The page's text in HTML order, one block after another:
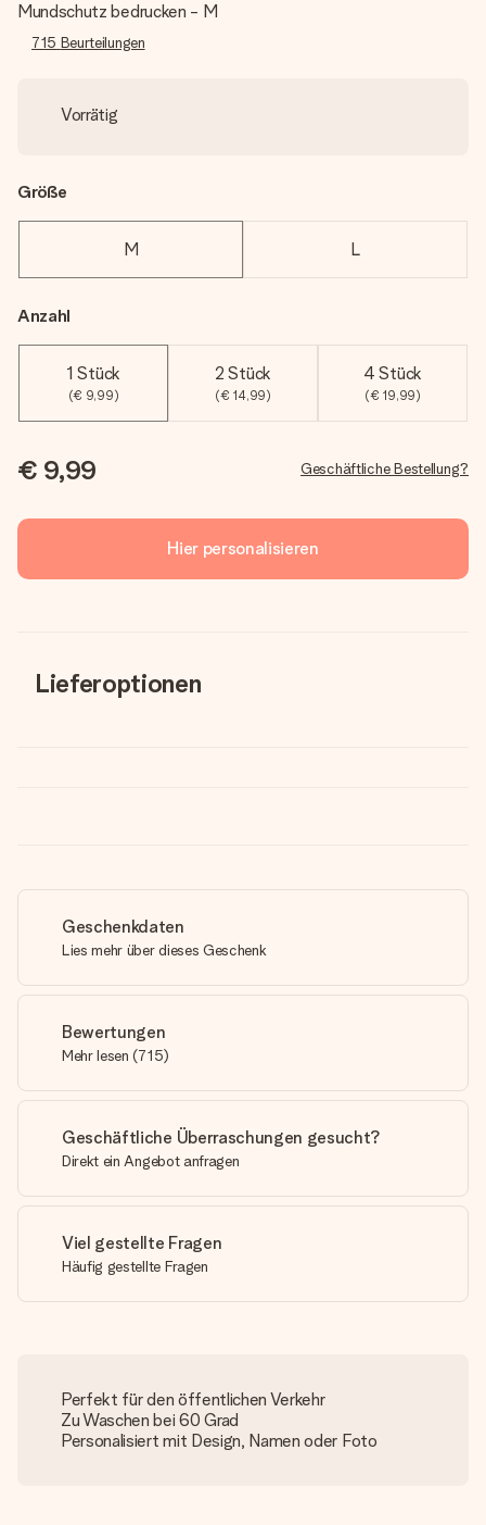
Mundschutz bedrucken - M
715 Beurteilungen
Vorrätig
Größe
M L
Anzahl
1 Stück
(€ 9,99)
2 Stück
(€ 14,99)
4 Stück
(€ 19,99)
€ 9,99 Geschäftliche Bestellung?
Hier personalisieren
Lieferoptionen
Geschenkdaten
Lies mehr über dieses Geschenk
Bewertungen
Mehr lesen (715)
Geschäftliche Überraschungen gesucht?
Direkt ein Angebot anfragen
Viel gestellte Fragen
Häufig gestellte Fragen
Perfekt für den öffentlichen Verkehr
Zu Waschen bei 60 Grad
Personalisiert mit Design, Namen oder Foto